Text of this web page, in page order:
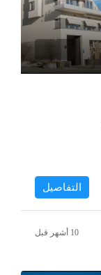
التفاصيل